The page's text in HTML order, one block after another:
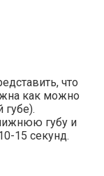
что
как можно
губу и
15 секунд.